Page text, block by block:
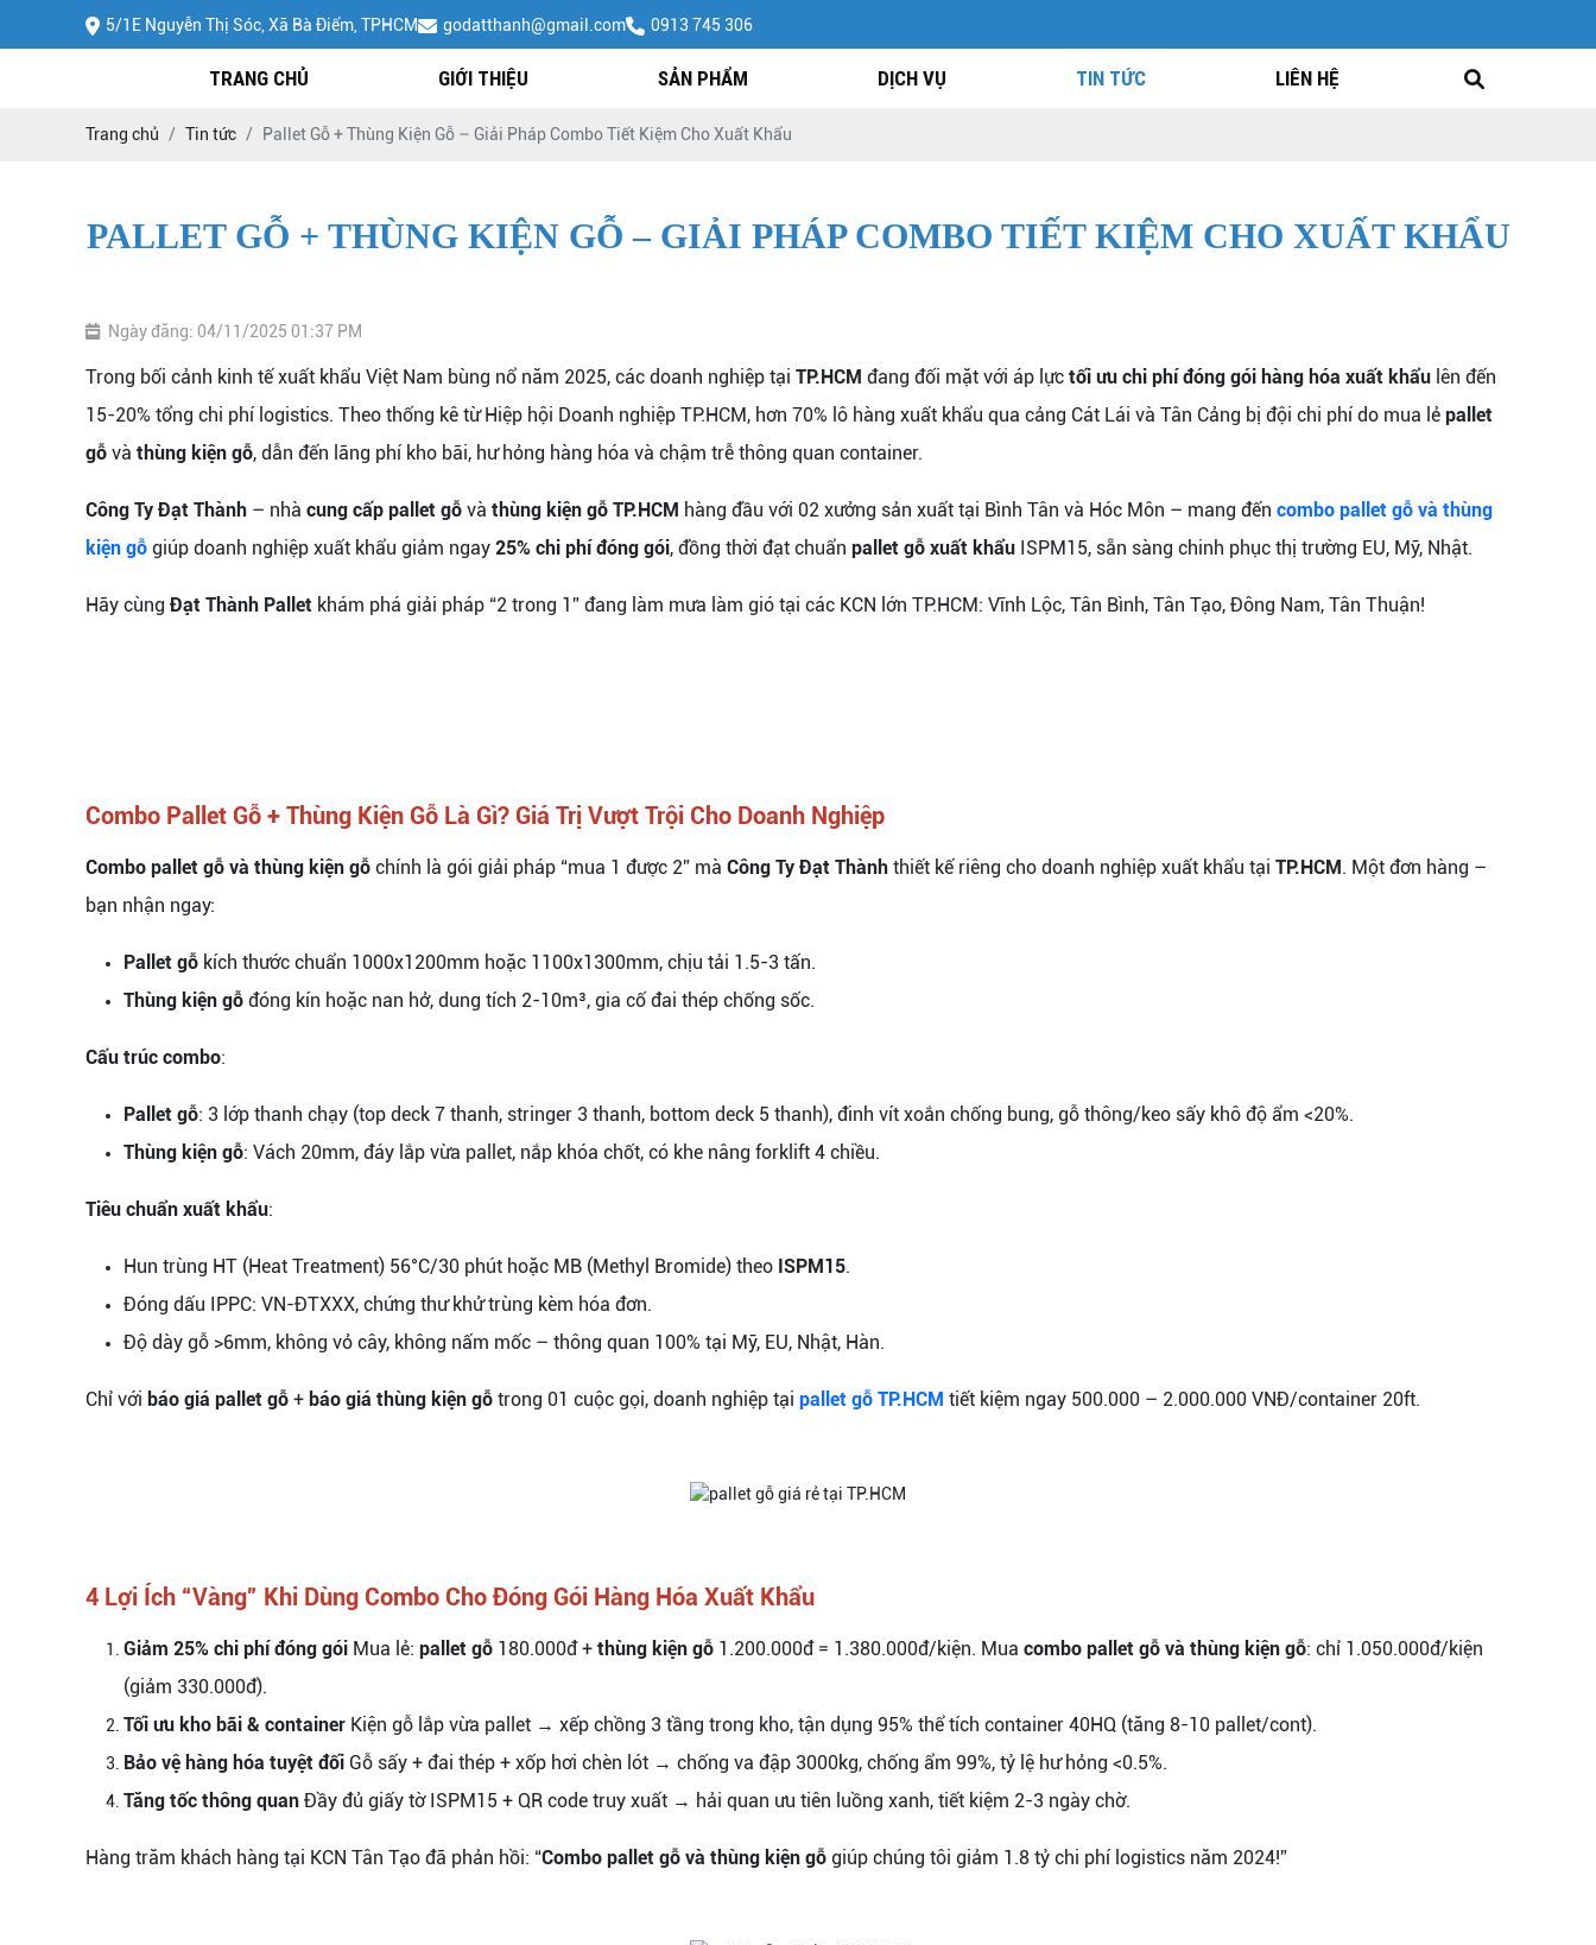
5/1E Nguyễn Thị Sóc, Xã Bà Điểm, TPHCM godatthanh@gmail.com 0913 745 306
TRANG CHỦ GIỚI THIỆU SẢN PHẨM DỊCH VỤ TIN TỨC LIÊN HỆ
Trang chủ Tin tức Pallet Gỗ + Thùng Kiện Gỗ – Giải Pháp Combo Tiết Kiệm Cho Xuất Khẩu
PALLET GỖ + THÙNG KIỆN GỖ – GIẢI PHÁP COMBO TIẾT KIỆM CHO XUẤT KHẨU
Ngày đăng: 04/11/2025 01:37 PM
Trong bối cảnh kinh tế xuất khẩu Việt Nam bùng nổ năm 2025, các doanh nghiệp tại TP.HCM đang đối mặt với áp lực tối ưu chi phí đóng gói hàng hóa xuất khẩu lên đến
15-20% tổng chi phí logistics. Theo thống kê từ Hiệp hội Doanh nghiệp TP.HCM, hơn 70% lô hàng xuất khẩu qua cảng Cát Lái và Tân Cảng bị đội chi phí do mua lẻ pallet
gỗ và thùng kiện gỗ, dẫn đến lãng phí kho bãi, hư hỏng hàng hóa và chậm trễ thông quan container.
Công Ty Đạt Thành – nhà cung cấp pallet gỗ và thùng kiện gỗ TP.HCM hàng đầu với 02 xưởng sản xuất tại Bình Tân và Hóc Môn – mang đến combo pallet gỗ và thùng
kiện gỗ giúp doanh nghiệp xuất khẩu giảm ngay 25% chi phí đóng gói, đồng thời đạt chuẩn pallet gỗ xuất khẩu ISPM15, sẵn sàng chinh phục thị trường EU, Mỹ, Nhật.
Hãy cùng Đạt Thành Pallet khám phá giải pháp “2 trong 1” đang làm mưa làm gió tại các KCN lớn TP.HCM: Vĩnh Lộc, Tân Bình, Tân Tạo, Đông Nam, Tân Thuận!
Combo Pallet Gỗ + Thùng Kiện Gỗ Là Gì? Giá Trị Vượt Trội Cho Doanh Nghiệp
Combo pallet gỗ và thùng kiện gỗ chính là gói giải pháp “mua 1 được 2” mà Công Ty Đạt Thành thiết kế riêng cho doanh nghiệp xuất khẩu tại TP.HCM. Một đơn hàng –
bạn nhận ngay:
Pallet gỗ kích thước chuẩn 1000x1200mm hoặc 1100x1300mm, chịu tải 1.5-3 tấn.
Thùng kiện gỗ đóng kín hoặc nan hở, dung tích 2-10m³, gia cố đai thép chống sốc.
Cấu trúc combo:
Pallet gỗ: 3 lớp thanh chạy (top deck 7 thanh, stringer 3 thanh, bottom deck 5 thanh), đinh vít xoắn chống bung, gỗ thông/keo sấy khô độ ẩm <20%.
Thùng kiện gỗ: Vách 20mm, đáy lắp vừa pallet, nắp khóa chốt, có khe nâng forklift 4 chiều.
Tiêu chuẩn xuất khẩu:
Hun trùng HT (Heat Treatment) 56°C/30 phút hoặc MB (Methyl Bromide) theo ISPM15.
Đóng dấu IPPC: VN-ĐTXXX, chứng thư khử trùng kèm hóa đơn.
Độ dày gỗ >6mm, không vỏ cây, không nấm mốc – thông quan 100% tại Mỹ, EU, Nhật, Hàn.
Chỉ với báo giá pallet gỗ + báo giá thùng kiện gỗ trong 01 cuộc gọi, doanh nghiệp tại pallet gỗ TP.HCM tiết kiệm ngay 500.000 – 2.000.000 VNĐ/container 20ft.
4 Lợi Ích “Vàng” Khi Dùng Combo Cho Đóng Gói Hàng Hóa Xuất Khẩu
Giảm 25% chi phí đóng gói Mua lẻ: pallet gỗ 180.000đ + thùng kiện gỗ 1.200.000đ = 1.380.000đ/kiện. Mua combo pallet gỗ và thùng kiện gỗ: chỉ 1.050.000đ/kiện
(giảm 330.000đ).
Tối ưu kho bãi & container Kiện gỗ lắp vừa pallet → xếp chồng 3 tầng trong kho, tận dụng 95% thể tích container 40HQ (tăng 8-10 pallet/cont).
Bảo vệ hàng hóa tuyệt đối Gỗ sấy + đai thép + xốp hơi chèn lót → chống va đập 3000kg, chống ẩm 99%, tỷ lệ hư hỏng <0.5%.
Tăng tốc thông quan Đầy đủ giấy tờ ISPM15 + QR code truy xuất → hải quan ưu tiên luồng xanh, tiết kiệm 2-3 ngày chờ.
Hàng trăm khách hàng tại KCN Tân Tạo đã phản hồi: “Combo pallet gỗ và thùng kiện gỗ giúp chúng tôi giảm 1.8 tỷ chi phí logistics năm 2024!”